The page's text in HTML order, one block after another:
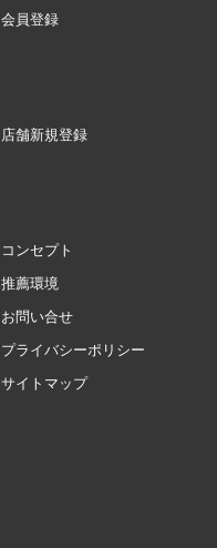
会員登録
店舗新規登録
コンセプト
推薦環境
お問い合せ
プライバシーポリシー
サイトマップ